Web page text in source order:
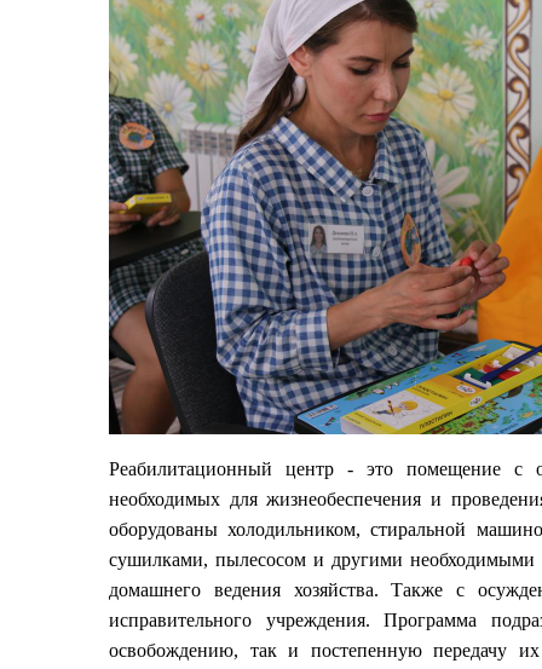
Реабилитационный центр - это помещение с
необходимых для жизнеобеспечения и
оборудованы холодильником, стиральной
сушилками, пылесосом и другими необходимыми
домашнего ведения хозяйства. Также с
исправительного учреждения. Программа
освобождению, так и постепенную передачу